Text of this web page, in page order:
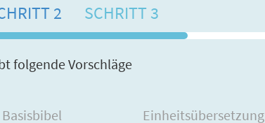
2 SCHRITT 3
folgende Vorschläge
Basisbibel Einheitsübersetzung